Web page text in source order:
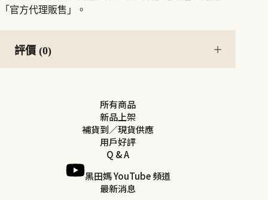
「官方代理販售」。
評價 (0)
所有商品
新品上架
補貨到／現貨供應
用戶好評
Q & A
黑田媽 YouTube 頻道
最新消息